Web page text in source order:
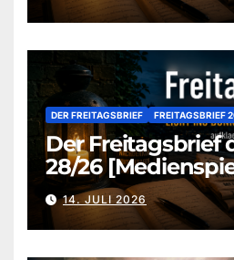
DER FREITAGSBRIEF FREITAGSBRIEF
Der Freitagsbrief
28/26
aufklaerung-
14. JULI 2026